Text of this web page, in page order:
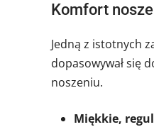
Komfort
Jedną z istotnych
dopasowywał się
noszeniu.
Miękkie,